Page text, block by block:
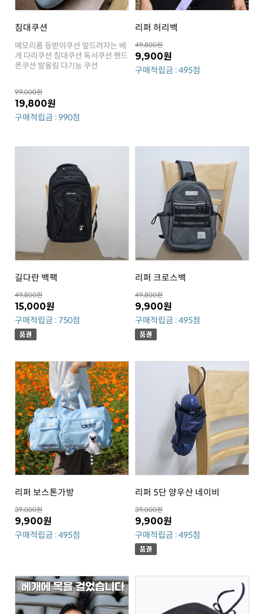
침대쿠션
폰쿠션 발올림 다기능 쿠션
99,000원
19,800원
구매적립금 : 990점
리퍼 허리백
49,800원
9,900원
구매적립금 : 495점
길다란 백팩
49,800원
15,000원
구매적립금 : 750점
리퍼 크로스백
49,800원
9,900원
구매적립금 : 495점
리퍼 보스톤가방
39,000원
9,900원
구매적립금 : 495점
리퍼 5단 양우산 네이비
39,000원
9,900원
구매적립금 : 495점